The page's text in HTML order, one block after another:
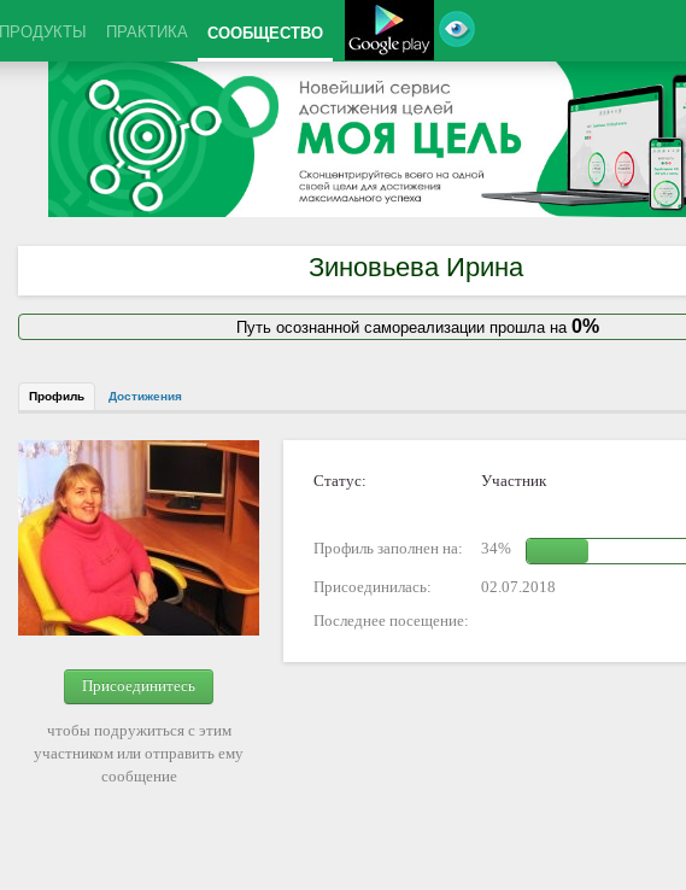
ПРОДУКТЫ ПРАКТИКА СООБЩЕСТВО
Зиновьева Ирина
Путь осознанной самореализации прошла на 0%
Профиль Достижения
Присоединитесь
чтобы подружиться с этим
участником или отправить ему
сообщение
Статус: Участник
Профиль заполнен на: 34%
Присоединилась:
02.07.2018
Последнее посещение: